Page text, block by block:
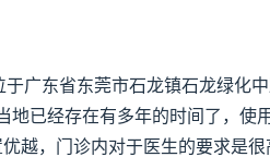
广东省东莞市石龙镇石龙绿化
地已经存在有多年的时间了，使
越，门诊内对于医生的要求是